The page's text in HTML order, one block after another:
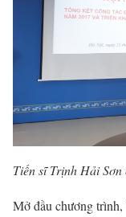
Tiến sĩ Trịnh Hải
Mở đầu chương